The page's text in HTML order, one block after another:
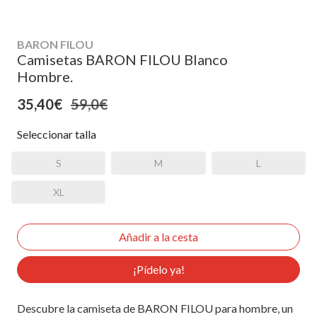
BARON FILOU
Camisetas BARON FILOU Blanco
Hombre.
35,40€ 59,0€
Seleccionar talla
S M L
XL
¡Pídelo ya!
Descubre la camiseta de BARON FILOU para hombre, un